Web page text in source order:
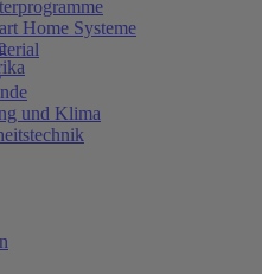
Home Systeme
und Klima